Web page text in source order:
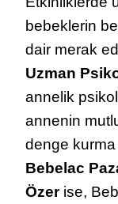
bebeklerin
dair merak
Uzman
annelik
annenin
denge kurma
Bebelac
Özerise,